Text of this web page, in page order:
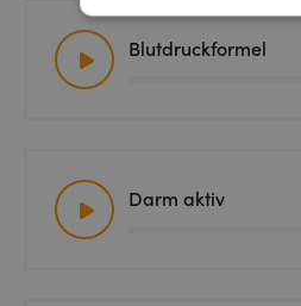
Blutdruckformel
Darm aktiv